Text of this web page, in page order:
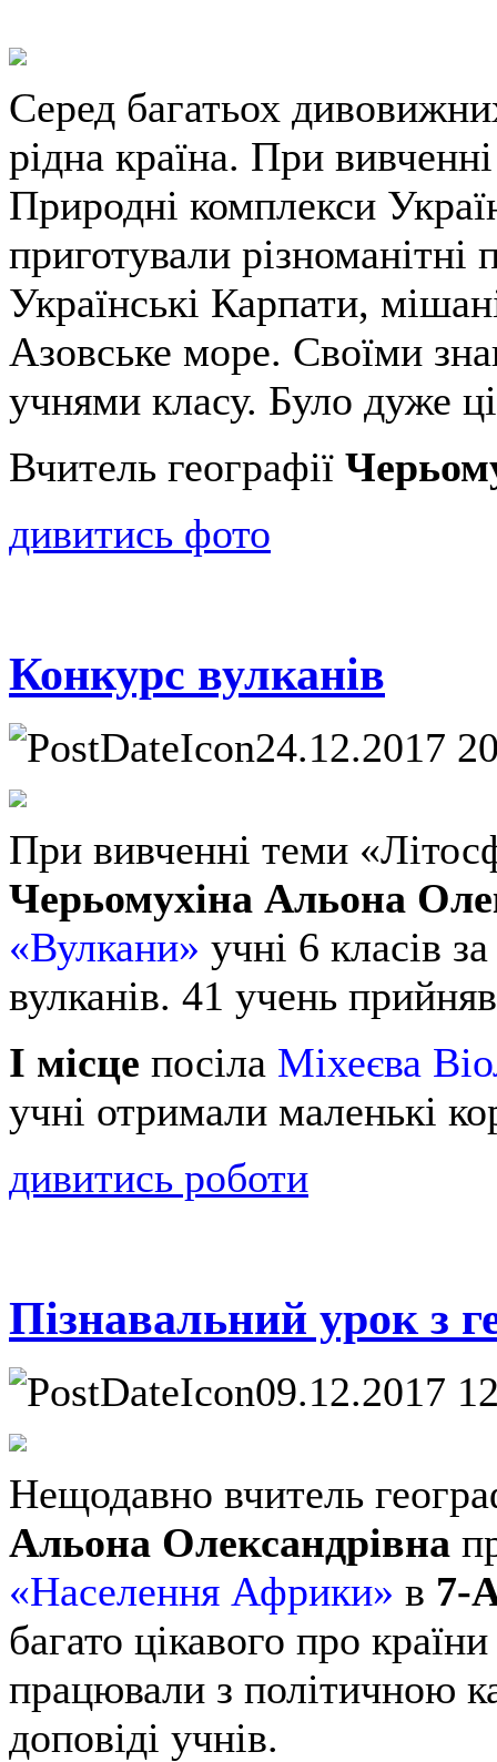
Серед багатьох
рідна країна. При
Природні комплекси
приготували різноманітні
Українські Карпати,
Азовське море. Своїми
учнями класу. Було дуже
Вчитель географії
дивитись фото
Конкурс вулканів
24.12.2017
При вивченні теми
Черьомухіна Альона
«Вулкани» учні 6 класів
вулканів. 41 учень
І місце посіла Міхеєва
учні отримали маленькі
дивитись роботи
Пізнавальний урок з
09.12.2017
Нещодавно вчитель
Альона Олександрівна
«Населення Африки» в 7-
багато цікавого про
працювали з політичною
доповіді учнів.